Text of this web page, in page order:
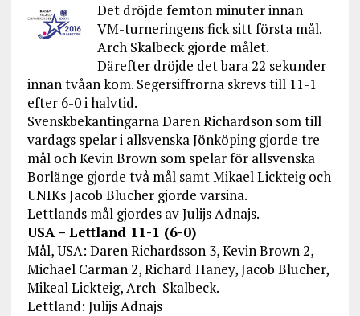
Det dröjde femton minuter innan
VM-turneringens fick sitt första mål.
Arch Skalbeck gjorde målet.
Därefter dröjde det bara 22 sekunder
innan tvåan kom. Segersiffrorna skrevs till 11-1
efter 6-0 i halvtid.
Svenskbekantingarna Daren Richardson som till
vardags spelar i allsvenska Jönköping gjorde tre
mål och Kevin Brown som spelar för allsvenska
Borlänge gjorde två mål samt Mikael Lickteig och
UNIKs Jacob Blucher gjorde varsina.
Lettlands mål gjordes av Julijs Adnajs.
USA – Lettland 11-1 (6-0)
Mål, USA: Daren Richardsson 3, Kevin Brown 2,
Michael Carman 2, Richard Haney, Jacob Blucher,
Mikeal Lickteig, Arch Skalbeck.
Lettland: Julijs Adnajs